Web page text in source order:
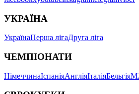
УКРАЇНА
УкраїнаПерша лігаДруга ліга
ЧЕМПІОНАТИ
НімеччинаІспаніяАнгліяІталіяБельгія